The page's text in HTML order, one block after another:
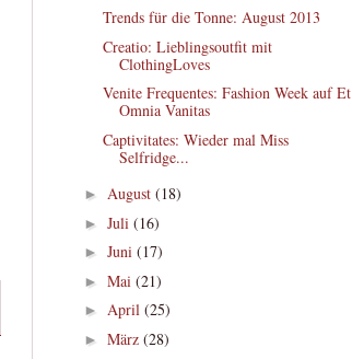
Trends für die Tonne: August 2013
Creatio: Lieblingsoutfit mit
ClothingLoves
Venite Frequentes: Fashion Week auf Et
Omnia Vanitas
Captivitates: Wieder mal Miss
Selfridge...
► August (18)
► Juli (16)
► Juni (17)
► Mai (21)
► April (25)
► März (28)